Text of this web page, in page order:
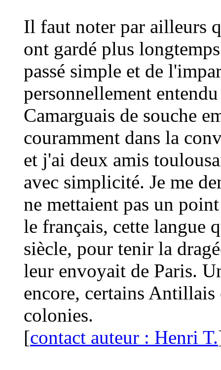
Il faut noter par ailleurs
ont gardé plus
passé simple et de
personnellement
Camarguais de souche
couramment dans la
et j'ai deux amis
avec simplicité. Je me
ne mettaient pas un
le français, cette langue
siècle, pour tenir la
leur envoyait de Paris.
encore, certains Antillais
colonies.
[contact auteur : Henri T.